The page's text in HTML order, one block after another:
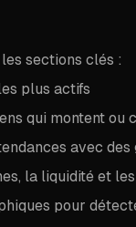
sections clés :
plus actifs
qui montent ou
avec des
la liquidité et
pour